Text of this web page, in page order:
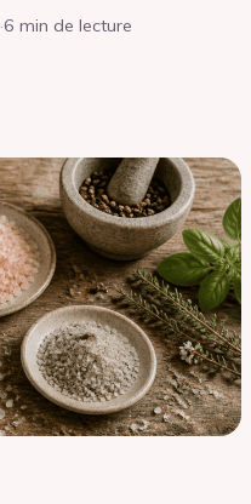
·6 min de lecture